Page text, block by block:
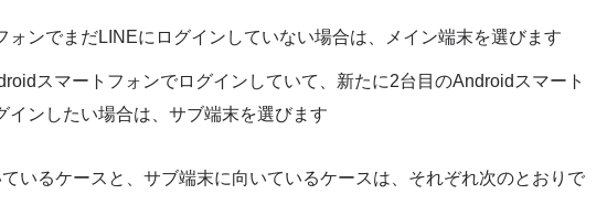
ォンでまだLINEにログインしていない場合は、メイン端末を選びます
スマートフォンでログインしていて、新たに2台目のAndroidスマート
インしたい場合は、サブ端末を選びます
いるケースと、サブ端末に向いているケースは、それぞれ次のとおりで